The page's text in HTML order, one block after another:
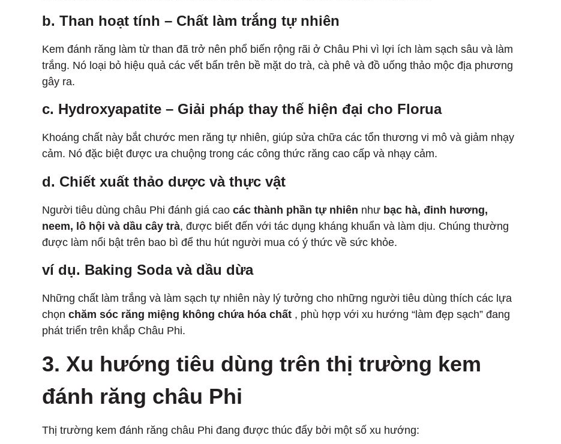
b. Than hoạt tính – Chất làm trắng tự nhiên
Kem đánh răng làm từ than đã trở nên phổ biến rộng rãi ở Châu Phi vì lợi ích làm sạch sâu và làm
trắng. Nó loại bỏ hiệu quả các vết bẩn trên bề mặt do trà, cà phê và đồ uống thảo mộc địa phương
gây ra.
c. Hydroxyapatite – Giải pháp thay thế hiện đại cho Florua
Khoáng chất này bắt chước men răng tự nhiên, giúp sửa chữa các tổn thương vi mô và giảm nhạy
cảm. Nó đặc biệt được ưa chuộng trong các công thức răng cao cấp và nhạy cảm.
d. Chiết xuất thảo dược và thực vật
Người tiêu dùng châu Phi đánh giá cao các thành phần tự nhiên như bạc hà, đinh hương,
neem, lô hội và dầu cây trà, được biết đến với tác dụng kháng khuẩn và làm dịu. Chúng thường
được làm nổi bật trên bao bì để thu hút người mua có ý thức về sức khỏe.
ví dụ. Baking Soda và dầu dừa
Những chất làm trắng và làm sạch tự nhiên này lý tưởng cho những người tiêu dùng thích các lựa
chọn chăm sóc răng miệng không chứa hóa chất , phù hợp với xu hướng “làm đẹp sạch” đang
phát triển trên khắp Châu Phi.
3. Xu hướng tiêu dùng trên thị trường kem
đánh răng châu Phi
Thị trường kem đánh răng châu Phi đang được thúc đẩy bởi một số xu hướng: